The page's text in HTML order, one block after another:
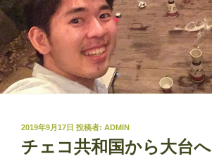
投
日:
2019年9月17日 投稿者: ADMIN
チェコ共和国から大台へ